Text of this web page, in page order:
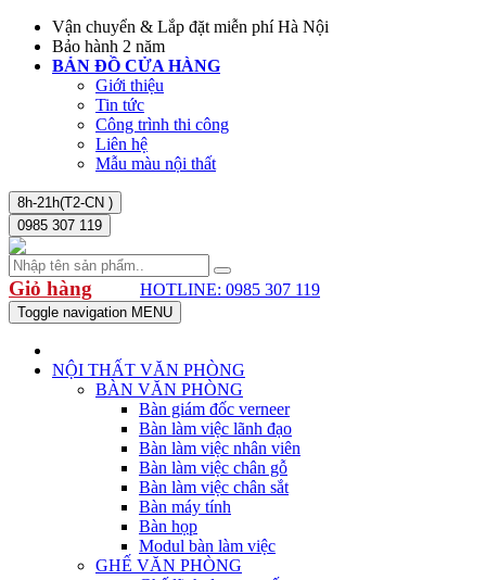
Vận chuyển & Lắp đặt miễn phí Hà Nội
Bảo hành 2 năm
BẢN ĐỒ CỬA HÀNG
Giới thiệu
Tin tức
Công trình thi công
Liên hệ
Mẫu màu nội thất
8h-21h(T2-CN )
0985 307 119
Giỏ hàng HOTLINE: 0985 307 119
Toggle navigation MENU
NỘI THẤT VĂN PHÒNG
BÀN VĂN PHÒNG
Bàn giám đốc verneer
Bàn làm việc lãnh đạo
Bàn làm việc nhân viên
Bàn làm việc chân gỗ
Bàn làm việc chân sắt
Bàn máy tính
Bàn họp
Modul bàn làm việc
GHẾ VĂN PHÒNG